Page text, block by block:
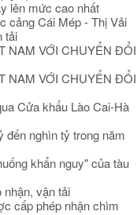
lên mức cao nhất
cảng Cái Mép - Thị Vải
tải
NAM VỚI CHUYỂN ĐỔI
NAM VỚI CHUYỂN ĐỔI
Cửa khẩu Lào Cai-Hà
đến nghìn tỷ trong năm
khẩn nguy" của tàu
nhận, vận tải
cấp phép nhận chìm